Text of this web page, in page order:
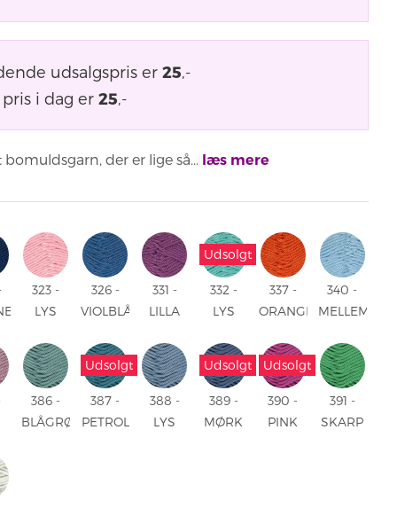
udsalgspris er 25 ,-
i dag er 25 ,-
der er lige så... læs mere
323 -
LYS
326 -
VIOLBLÅ
331 -
LILLA
Udsolgt
332 -
LYS
337 -
ORANGE
340 -
MELLEMBLÅ
386 -
BLÅGRØN
Udsolgt
387 -
PETROL
388 -
LYS
Udsolgt
389 -
MØRK
Udsolgt
390 -
PINK
391 -
SKARP